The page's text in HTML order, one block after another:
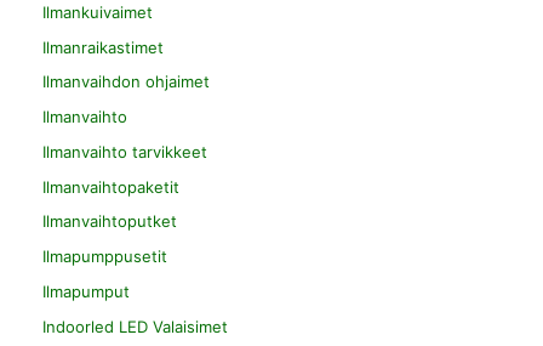
Ilmankuivaimet
Ilmanraikastimet
Ilmanvaihdon ohjaimet
Ilmanvaihto
Ilmanvaihto tarvikkeet
Ilmanvaihtopaketit
Ilmanvaihtoputket
Ilmapumppusetit
Ilmapumput
Indoorled LED Valaisimet